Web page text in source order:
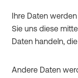
Ihre Daten
Sie uns diese
Daten handeln,
Andere Daten